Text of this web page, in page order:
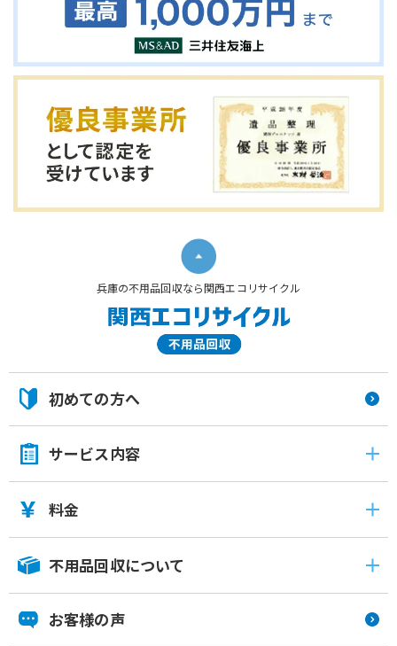
兵庫の不用品回収なら関西エコリサイクル
初めての方へ
サービス内容
料金
不用品回収について
お客様の声